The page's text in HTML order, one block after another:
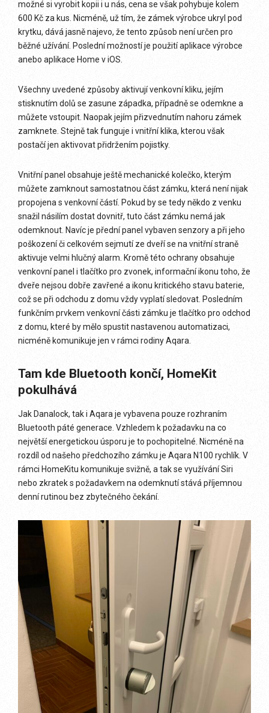
možné si vyrobit kopii i u nás, cena se však pohybuje kolem
600 Kč za kus. Nicméně, už tím, že zámek výrobce ukryl pod
krytku, dává jasně najevo, že tento způsob není určen pro
běžné užívání. Poslední možností je použití aplikace výrobce
anebo aplikace Home v iOS.
Všechny uvedené způsoby aktivují venkovní kliku, jejím
stisknutím dolů se zasune západka, případně se odemkne a
můžete vstoupit. Naopak jejím přizvednutím nahoru zámek
zamknete. Stejně tak funguje i vnitřní klika, kterou však
postačí jen aktivovat přidržením pojistky.
Vnitřní panel obsahuje ještě mechanické kolečko, kterým
můžete zamknout samostatnou část zámku, která není nijak
propojena s venkovní částí. Pokud by se tedy někdo z venku
snažil násilím dostat dovnitř, tuto část zámku nemá jak
odemknout. Navíc je přední panel vybaven senzory a při jeho
poškození či celkovém sejmutí ze dveří se na vnitřní straně
aktivuje velmi hlučný alarm. Kromě této ochrany obsahuje
venkovní panel i tlačítko pro zvonek, informační ikonu toho, že
dveře nejsou dobře zavřené a ikonu kritického stavu baterie,
což se při odchodu z domu vždy vyplatí sledovat. Posledním
funkčním prvkem venkovní části zámku je tlačítko pro odchod
z domu, které by mělo spustit nastavenou automatizaci,
nicméně komunikuje jen v rámci rodiny Aqara.
Tam kde Bluetooth končí, HomeKit
pokulhává
Jak Danalock, tak i Aqara je vybavena pouze rozhraním
Bluetooth páté generace. Vzhledem k požadavku na co
největší energetickou úsporu je to pochopitelné. Nicméně na
rozdíl od našeho předchozího zámku je Aqara N100 rychlík. V
rámci HomeKitu komunikuje svižně, a tak se využívání Siri
nebo zkratek s požadavkem na odemknutí stává příjemnou
denní rutinou bez zbytečného čekání.